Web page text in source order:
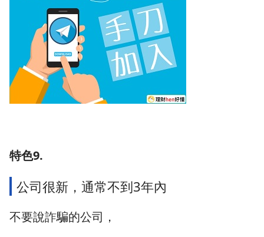
特色9.
公司很新，通常不到3年內
不要說詐騙的公司，